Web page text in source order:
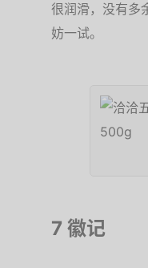
很润滑，没有多
妨一试。
7 徽记